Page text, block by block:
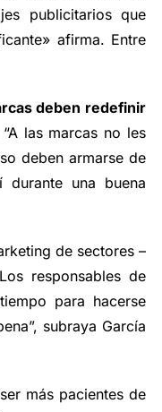
publicitarios que
afirma. Entre
deben redefinir
las marcas no les
deben armarse de
una buena
de sectores –
responsables de
para hacerse
subraya García
más pacientes de